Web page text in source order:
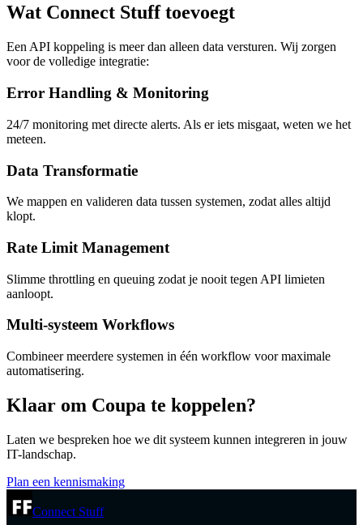
Wat Connect Stuff toevoegt
Een API koppeling is meer dan alleen data versturen. Wij zorgen
voor de volledige integratie:
Error Handling & Monitoring
24/7 monitoring met directe alerts. Als er iets misgaat, weten we het
meteen.
Data Transformatie
We mappen en valideren data tussen systemen, zodat alles altijd
klopt.
Rate Limit Management
Slimme throttling en queuing zodat je nooit tegen API limieten
aanloopt.
Multi-systeem Workflows
Combineer meerdere systemen in één workflow voor maximale
automatisering.
Klaar om Coupa te koppelen?
Laten we bespreken hoe we dit systeem kunnen integreren in jouw
IT-landschap.
Plan een kennismaking
Connect Stuff